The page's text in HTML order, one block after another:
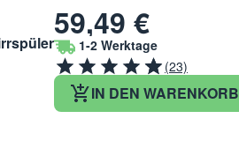
59,49 €
1-2 Werktage
(23)
IN DEN WARENKORB